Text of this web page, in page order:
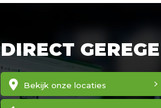
DIRECT
Bekijk onze locaties